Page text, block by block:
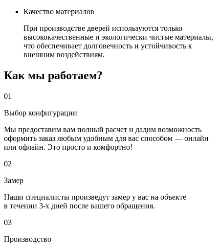
Качество материалов
При производстве дверей используются только
высококачественные и экологически чистые материалы,
что обеспечивает долговечность и устойчивость к
внешним воздействиям.
Как мы работаем?
01
Выбор конфигурации
Мы предоставим вам полный расчет и дадим возможность
оформить заказ любым удобным для вас способом — онлайн
или офлайн. Это просто и комфортно!
02
Замер
Наши специалисты произведут замер у вас на объекте
в течении 3-х дней после вашего обращения.
03
Производство